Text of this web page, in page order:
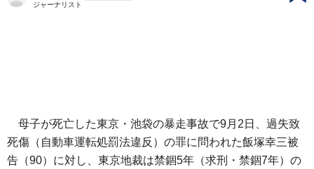
ジャーナリスト
母子が死亡した東京・池袋の暴走事故で9月2日、過失致
死傷（自動車運転処罰法違反）の罪に問われた飯塚幸三被
告（90）に対し、東京地裁は禁錮5年（求刑・禁錮7年）の